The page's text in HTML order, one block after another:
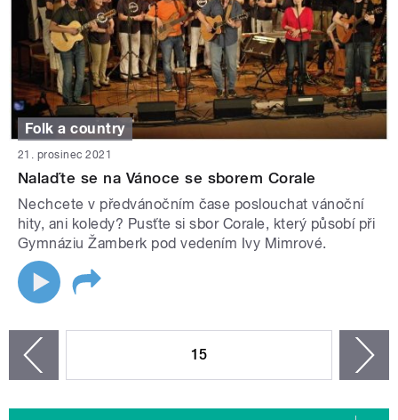
Folk a country
21. prosinec 2021
Nalaďte se na Vánoce se sborem Corale
Nechcete v předvánočním čase poslouchat vánoční
hity, ani koledy? Pusťte si sbor Corale, který působí při
Gymnáziu Žamberk pod vedením Ivy Mimrové.
15